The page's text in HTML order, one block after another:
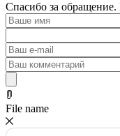
Спасибо за обращение.
File name